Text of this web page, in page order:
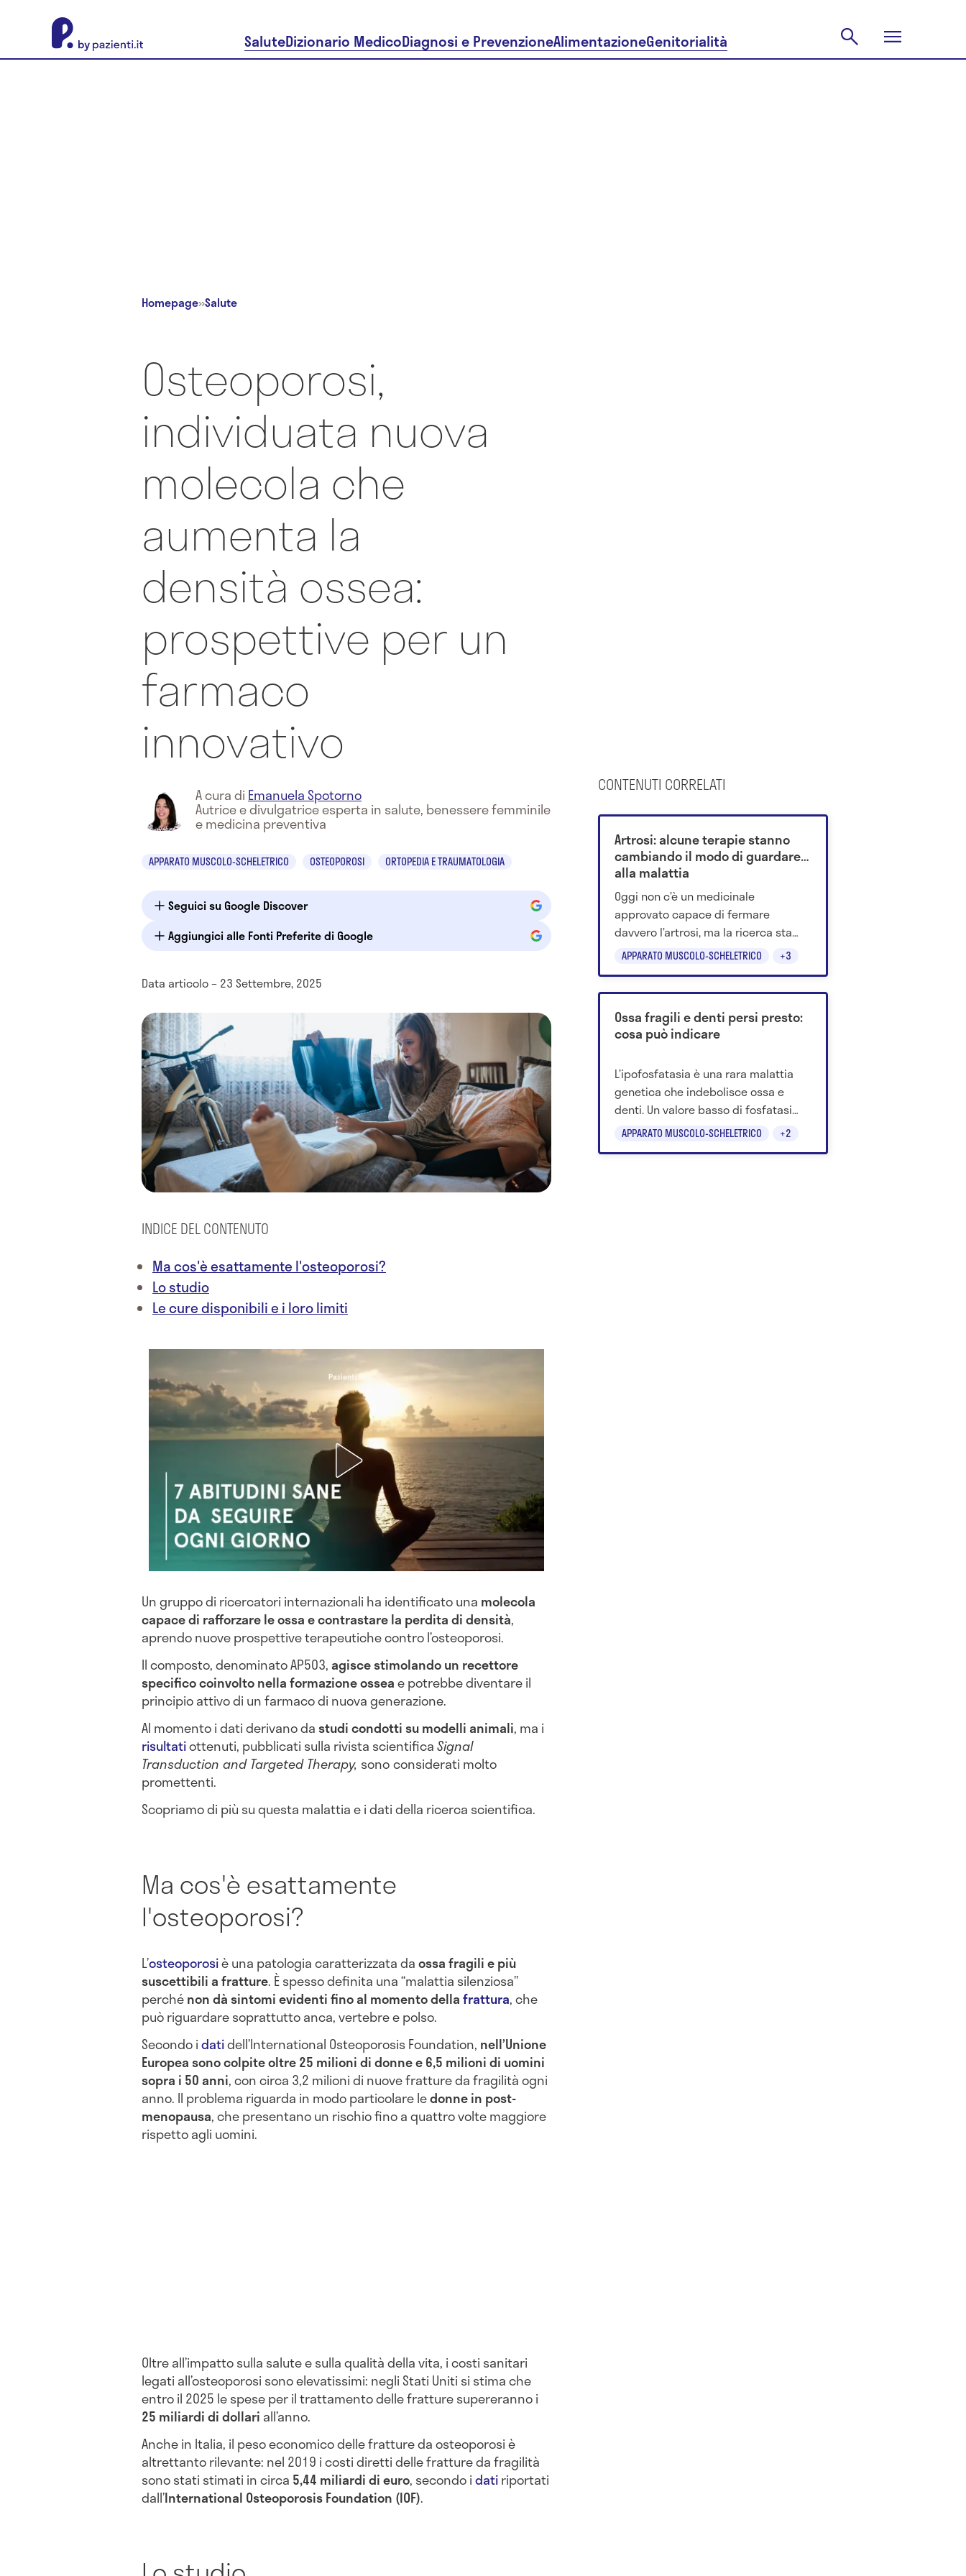
SaluteDizionario MedicoDiagnosi e PrevenzioneAlimentazioneGenitorialità
Homepage»Salute
Osteoporosi,
individuata nuova
molecola che
aumenta la
densità ossea:
prospettive per un
farmaco
innovativo
A cura di Emanuela Spotorno
Autrice e divulgatrice esperta in salute, benessere femminile
e medicina preventiva
APPARATO MUSCOLO-SCHELETRICO OSTEOPOROSI ORTOPEDIA E TRAUMATOLOGIA
Seguici su Google Discover
Aggiungici alle Fonti Preferite di Google
Data articolo – 23 Settembre, 2025
INDICE DEL CONTENUTO
Ma cos'è esattamente l'osteoporosi?
Lo studio
Le cure disponibili e i loro limiti
Un gruppo di ricercatori internazionali ha identificato una molecola
capace di rafforzare le ossa e contrastare la perdita di densità,
aprendo nuove prospettive terapeutiche contro l’osteoporosi.
Il composto, denominato AP503,agisce stimolando un recettore
specifico coinvolto nella formazione osseae potrebbe diventare il
principio attivo di un farmaco di nuova generazione.
Al momento i dati derivano dastudi condotti su modelli animali, ma i
risultatiottenuti, pubblicati sulla rivista scientificaSignal
Transduction and Targeted Therapy, sonoconsiderati molto
promettenti.
Scopriamo di più su questa malattia e i dati della ricerca scientifica.
Ma cos'è esattamente
l'osteoporosi?
L’osteoporosiè una patologia caratterizzata daossa fragili e più
suscettibili a fratture. È spesso definita una “malattia silenziosa”
perchénon dà sintomi evidenti fino al momento dellafrattura, che
può riguardare soprattutto anca, vertebre e polso.
Secondo idatidell’International Osteoporosis Foundation, nell’Unione
Europea sono colpite oltre 25 milioni di donne e 6,5 milioni di uomini
sopra i 50 anni, con circa 3,2 milioni di nuove fratture da fragilità ogni
anno. Il problema riguarda in modo particolare ledonne in post-
menopausa, che presentano un rischio fino a quattro volte maggiore
rispetto agli uomini.
Oltre all’impatto sulla salute e sulla qualità della vita, i costi sanitari
legati all’osteoporosi sono elevatissimi: negli Stati Uniti si stima che
entro il 2025 le spese per il trattamento delle fratture supereranno i
25 miliardi di dollari all’anno.
Anche in Italia, il peso economico delle fratture da osteoporosi è
altrettanto rilevante: nel 2019 i costi diretti delle fratture da fragilità
sono stati stimati in circa 5,44 miliardi di euro, secondo idatiriportati
dall’International Osteoporosis Foundation (IOF).
CONTENUTI CORRELATI
APPARATO MUSCOLO-SCHELETRICO +3
Artrosi: alcune terapie stanno
cambiando il modo di guardare
alla malattia
Oggi non c’è un medicinale
approvato capace di fermare
davvero l’artrosi, ma la ricerca sta
studiando farmaci metabolici,
APPARATO MUSCOLO-SCHELETRICO +2
Ossa fragili e denti persi presto:
cosa può indicare
L’ipofosfatasia è una rara malattia
genetica che indebolisce ossa e
denti. Un valore basso di fosfatasi
alcalina può aiutare a riconoscerla